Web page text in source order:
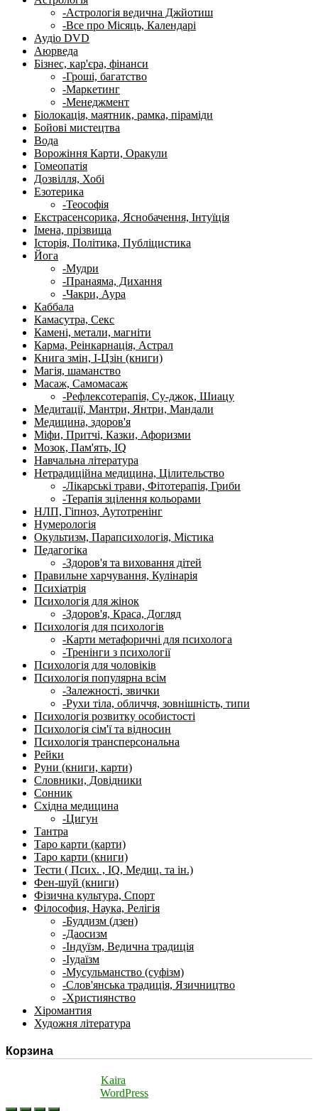
-Астрологія ведична Джйотиш
-Все про Місяць, Календарі
Аудіо DVD
Аюрведа
Бізнес, кар'єра, фінанси
-Гроші, багатство
-Маркетинг
-Менеджмент
Біолокація, маятник, рамка, піраміди
Бойові мистецтва
Вода
Ворожіння Карти, Оракули
Гомеопатія
Дозвілля, Хобі
Езотерика
-Теософія
Екстрасенсорика, Яснобачення, Інтуїція
Імена, прізвища
Історія, Політика, Публіцистика
Йога
-Мудри
-Пранаяма, Дихання
-Чакри, Аура
Каббала
Камасутра, Секс
Камені, метали, магніти
Карма, Реінкарнація, Астрал
Книга змін, І-Цзін (книги)
Магія, шаманство
Масаж, Самомасаж
-Рефлексотерапія, Су-джок, Шиацу
Медитації, Мантри, Янтри, Мандали
Медицина, здоров'я
Міфи, Притчі, Казки, Афоризми
Мозок, Пам'ять, IQ
Навчальна література
Нетрадиційна медицина, Цілительство
-Лікарські трави, Фітотерапія, Гриби
-Терапія зцілення кольорами
НЛП, Гіпноз, Аутотренінг
Нумерологія
Окультизм, Парапсихологія, Містика
Педагогіка
-Здоров'я та виховання дітей
Правильне харчування, Кулінарія
Психіатрія
Психологія для жінок
-Здоров'я, Краса, Догляд
Психологія для психологів
-Карти метафоричні для психолога
-Тренінги з психології
Психологія для чоловіків
Психологія популярна всім
-Залежності, звички
-Рухи тіла, обличчя, зовнішність, типи
Психологія розвитку особистості
Психологія сім'ї та відносин
Психологія трансперсональна
Рейки
Руни (книги, карти)
Словники, Довідники
Сонник
Східна медицина
-Цигун
Тантра
Таро карти (карти)
Таро карти (книги)
Тести ( Псих. , IQ, Медиц. та ін.)
Фен-шуй (книги)
Фізична культура, Спорт
Філософия, Наука, Релігія
-Буддизм (дзен)
-Даосизм
-Індуїзм, Ведична традиція
-Іудаїзм
-Мусульманство (суфізм)
-Слов'янська традиція, Язичництво
-Християнство
Хіромантия
Художня література
Корзина
Kaira
WordPress